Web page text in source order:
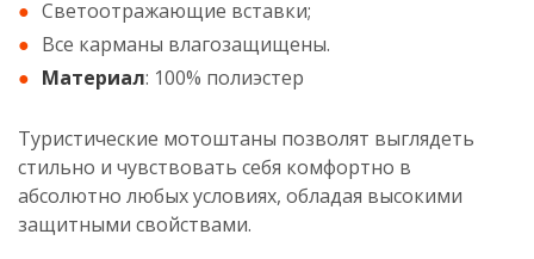
Светоотражающие вставки;
Все карманы влагозащищены.
Материал: 100% полиэстер
Туристические мотоштаны позволят выглядеть
стильно и чувствовать себя комфортно в
абсолютно любых условиях, обладая высокими
защитными свойствами.